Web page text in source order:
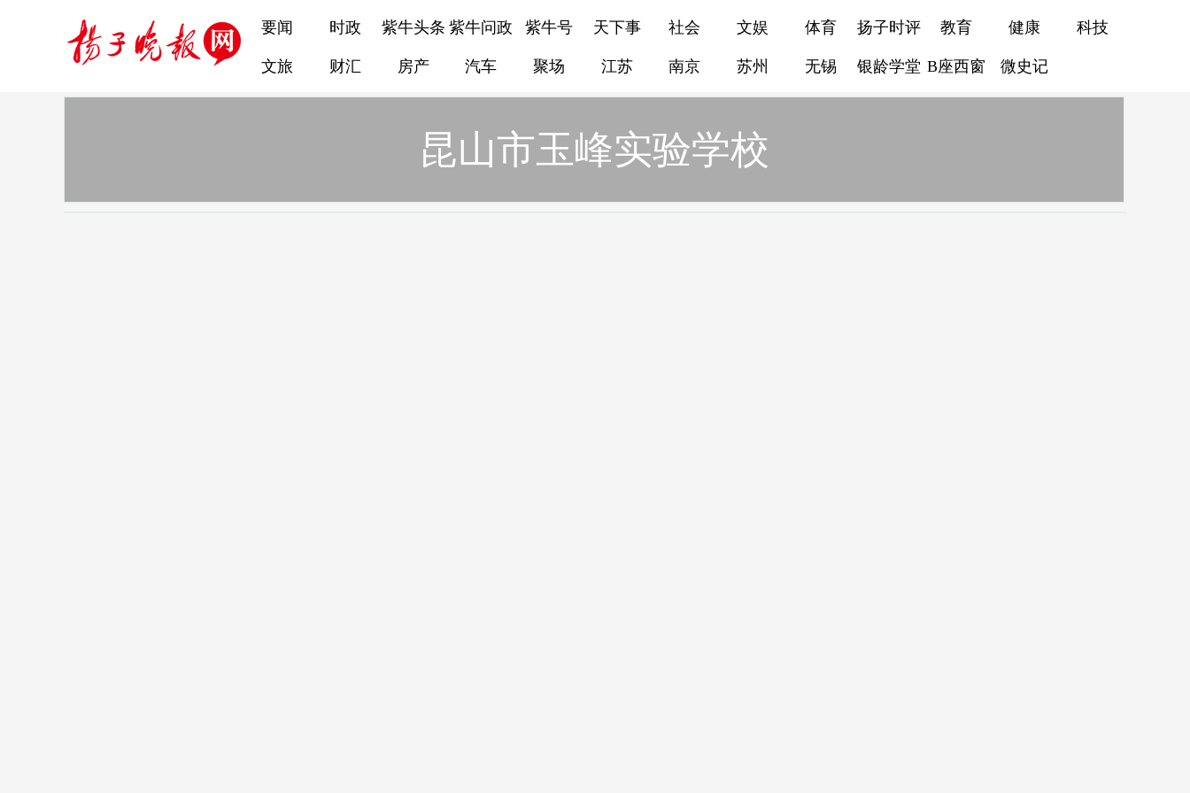
要闻 时政 紫牛头条 紫牛问政 紫牛号 天下事 社会 文娱 体育 扬子时评 教育 健康 科技
文旅 财汇 房产 汽车 聚场 江苏 南京 苏州 无锡 银龄学堂 B座西窗 微史记
昆山市玉峰实验学校